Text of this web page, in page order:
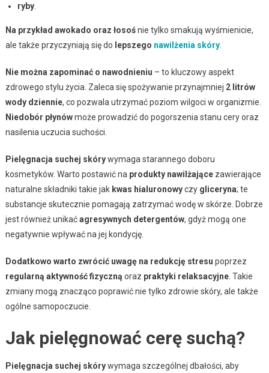
ryby.
Na przykład awokado oraz łosośnie tylko smakują wyśmienicie,
ale także przyczyniają się do lepszego nawilżenia skóry.
Nie można zapominać o nawodnieniu – to kluczowy aspekt
zdrowego stylu życia. Zaleca się spożywanie przynajmniej 2 litrów
wody dziennie, co pozwala utrzymać poziom wilgoci w organizmie.
Niedobór płynówmoże prowadzić do pogorszenia stanu cery oraz
nasilenia uczucia suchości.
Pielęgnacja suchej skórywymaga starannego doboru
kosmetyków. Warto postawić na produkty nawilżającezawierające
naturalne składniki takie jak kwas hialuronowyczy gliceryna; te
substancje skutecznie pomagają zatrzymać wodę w skórze. Dobrze
jest również unikaćagresywnych detergentów, gdyż mogą one
negatywnie wpływać na jej kondycję.
Dodatkowo warto zwrócić uwagę na redukcję stresu poprzez
regularną aktywność fizyczną oraz praktyki relaksacyjne. Takie
zmiany mogą znacząco poprawić nie tylko zdrowie skóry, ale także
ogólne samopoczucie.
Jak pielęgnować cerę suchą?
Pielęgnacja suchej skórywymaga szczególnej dbałości, aby